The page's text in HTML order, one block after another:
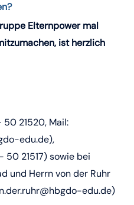
Elternpower mal
ist herzlich
21520, Mail:
edu.de),
50 21517) sowie bei
und Herrn von der Ruhr
edu.de)